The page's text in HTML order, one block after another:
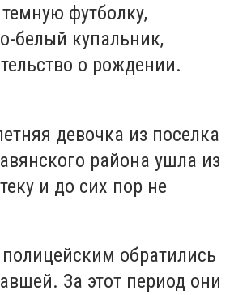
футболку,
белый купальник,
о рождении.
девочка из поселка
района ушла из
и до сих пор не
обратились
За этот период они